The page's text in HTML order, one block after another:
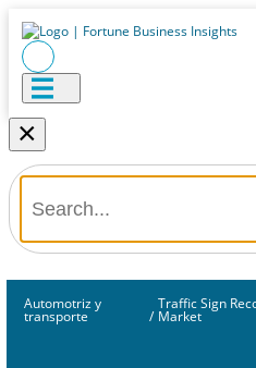
×
Automotriz y
transporte /
Traffic Sign
Market